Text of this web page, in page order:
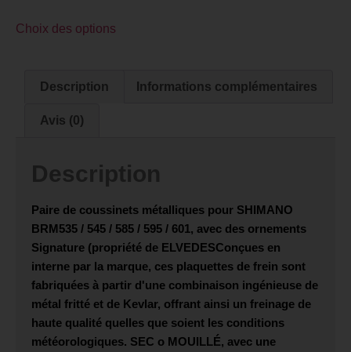
Choix des options
Description Informations complémentaires
Avis (0)
Description
Paire de coussinets métalliques pour SHIMANO
BRM535 / 545 / 585 / 595 / 601, avec des ornements
Signature (propriété de ELVEDESConçues en
interne par la marque, ces plaquettes de frein sont
fabriquées à partir d'une combinaison ingénieuse de
métal fritté et de Kevlar, offrant ainsi un freinage de
haute qualité quelles que soient les conditions
météorologiques. SEC o MOUILLÉ, avec une